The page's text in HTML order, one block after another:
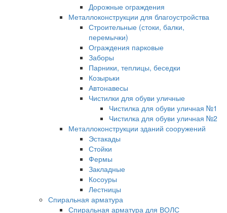
Дорожные ограждения
Металлоконструкции для благоустройства
Строительные (стоки, балки,
перемычки)
Ограждения парковые
Заборы
Парники, теплицы, беседки
Козырьки
Автонавесы
Чистилки для обуви уличные
Чистилка для обуви уличная №1
Чистилка для обуви уличная №2
Металлоконструкции зданий сооружений
Эстакады
Стойки
Фермы
Закладные
Косоуры
Лестницы
Спиральная арматура
Спиральная арматура для ВОЛС